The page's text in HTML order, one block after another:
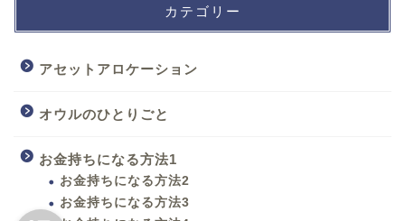
カテゴリー
アセットアロケーション
オウルのひとりごと
お金持ちになる方法1
お金持ちになる方法2
お金持ちになる方法3